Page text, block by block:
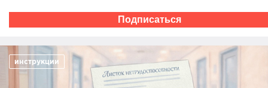
Подписаться
инструкции